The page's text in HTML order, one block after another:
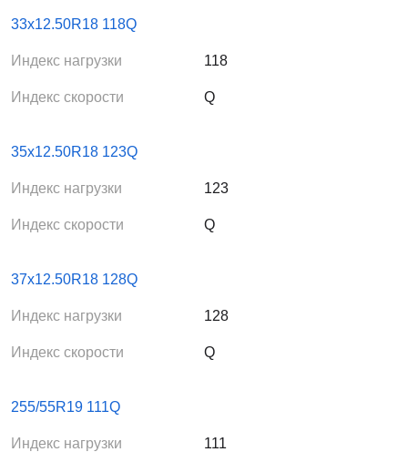
33x12.50R18 118Q
Индекс нагрузки 118
Индекс скорости Q
35x12.50R18 123Q
Индекс нагрузки 123
Индекс скорости Q
37x12.50R18 128Q
Индекс нагрузки 128
Индекс скорости Q
255/55R19 111Q
Индекс нагрузки 111